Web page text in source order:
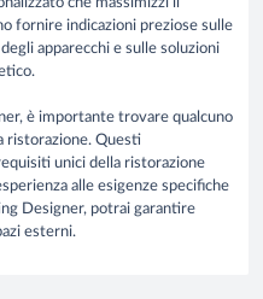
che massimizzi il
fornire indicazioni preziose sulle
apparecchi e sulle soluzioni
è importante trovare qualcuno
ristorazione. Questi
unici della ristorazione
alle esigenze specifiche
Designer, potrai garantire
esterni.